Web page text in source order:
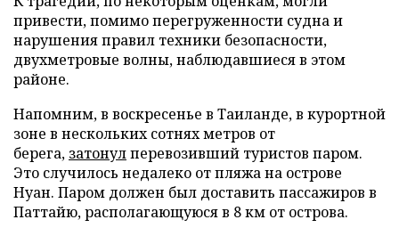
привести, помимо перегруженности судна и
нарушения правил техники безопасности,
двухметровые волны, наблюдавшиеся в этом
районе.
Напомним, в воскресенье в Таиланде, в курортной
зоне в нескольких сотнях метров от
берега, затонулперевозивший туристов паром.
Это случилось недалеко от пляжа на острове
Нуан. Паром должен был доставить пассажиров в
Паттайю, располагающуюся в 8 км от острова.